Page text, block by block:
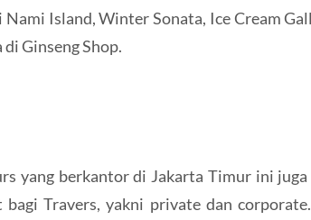
Island, Winter Sonata, Ice Cream
Ginseng Shop.
yang berkantor di Jakarta Timur ini
Travers, yakni private dan